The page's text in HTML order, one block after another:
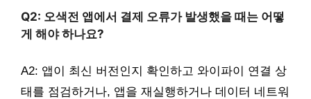
Q2: 오색전 앱에서 결제 오류가 발생했을 때는 어떻
게 해야 하나요?
A2: 앱이 최신 버전인지 확인하고 와이파이 연결 상
태를 점검하거나, 앱을 재실행하거나 데이터 네트워